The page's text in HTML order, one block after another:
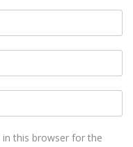
in this browser for the